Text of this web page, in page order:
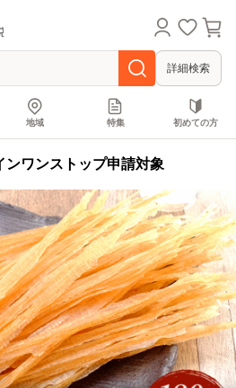
詳細検索
地域 特集 初めての方
ンワンストップ申請対象